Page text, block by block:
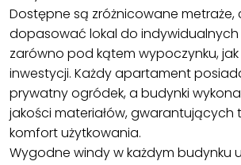
Dostępne są zróżnicowane
dopasować lokal do
zarówno pod kątem wypoczynku,
inwestycji. Każdy apartament
prywatny ogródek, a budynki
jakości materiałów, gwarantujących
komfort użytkowania.
Wygodne windy w każdym budynku